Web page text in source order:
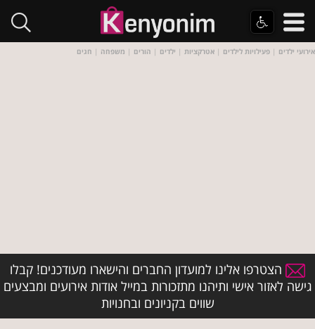
אירועי ילדים | פעילויות לילדים | אטרקציות | ילדים | הורים | משפחה | חגים
הצטרפו אלינו למועדון החברים והישארו מעודכנים! קבלו
גישה לאזור אישי ותיהנו מתזכורות במייל אודות אירועים ומבצעים
שווים בקניונים ובחנויות